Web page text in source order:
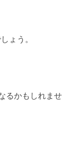
ょう。
るかもしれませ